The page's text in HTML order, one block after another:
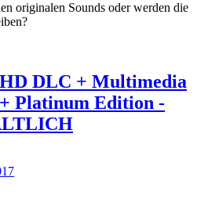
originalen Sounds oder werden die
DLC + Multimedia
Platinum Edition -